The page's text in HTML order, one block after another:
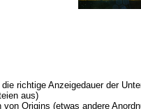
richtige Anzeigedauer der
aus)
Origins (etwas andere